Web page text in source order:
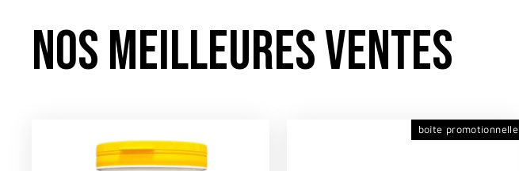
NOS MEILLEURES VENTES
boîte promotionnelle